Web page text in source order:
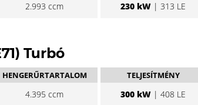
2.993 ccm 230 kW | 313 LE
Turbó
HENGERŰRTARTALOM
4.395 ccm
TELJESÍTMÉNY
300 kW | 408 LE